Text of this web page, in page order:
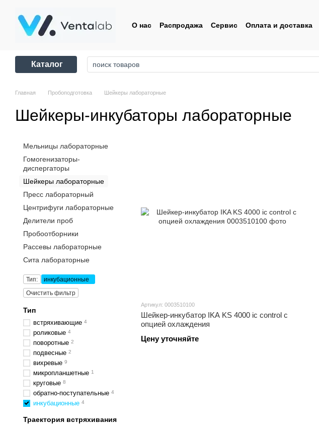
О нас Распродажа Сервис Оплата и доставка
Каталог
Главная Пробоподготовка Шейкеры лабораторные
Шейкеры-инкубаторы лабораторные
Артикул: 0003510100
Шейкер-инкубатор IKA KS 4000 ic control с
опцией охлаждения
Цену уточняйте
Мельницы лабораторные
Гомогенизаторы-
диспергаторы
Шейкеры лабораторные
Пресс лабораторный
Центрифуги лабораторные
Делители проб
Пробоотборники
Рассевы лабораторные
Сита лабораторные
Тип:
инкубационные
Очистить фильтр
Тип
встряхивающие 4
роликовые 4
поворотные 2
подвесные 2
вихревые 9
микропланшетные 1
круговые 8
обратно-поступательные 4
инкубационные 4
Траектория встряхивания